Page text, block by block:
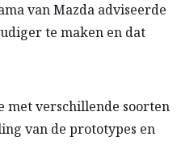
van Mazda adviseerde
te maken en dat
met verschillende soorten
van de prototypes en